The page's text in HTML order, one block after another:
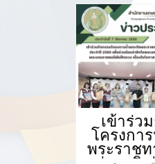
เข้าร่ว
โครงกา
พระราช